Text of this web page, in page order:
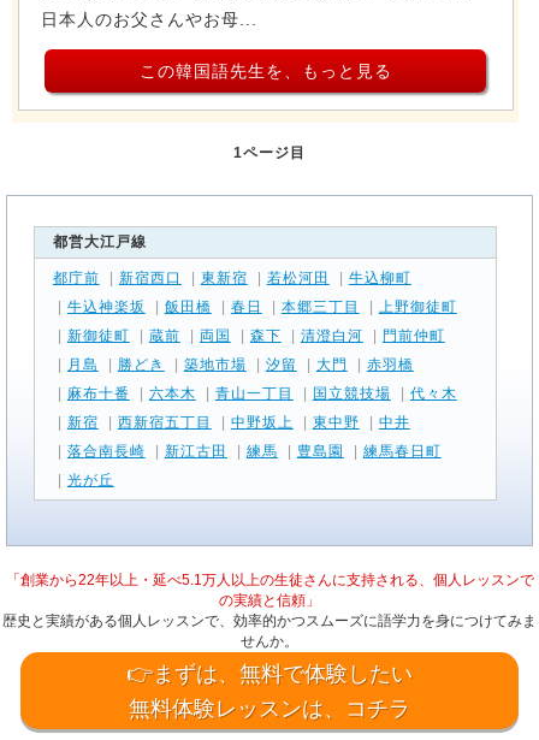
日本人のお父さんやお母...
この韓国語先生を、もっと見る
1ページ目
都営大江戸線
都庁前 | 新宿西口 | 東新宿 | 若松河田 | 牛込柳町
| 牛込神楽坂 | 飯田橋 | 春日 | 本郷三丁目 |
上野御徒町
| 新御徒町 | 蔵前 | 両国 | 森下 | 清澄白河 | 門前仲町
| 月島 | 勝どき | 築地市場 | 汐留 | 大門 | 赤羽橋
| 麻布十番 | 六本木 | 青山一丁目 | 国立競技場 | 代々木
| 新宿 | 西新宿五丁目 | 中野坂上 | 東中野 | 中井
| 落合南長崎 | 新江古田 | 練馬 | 豊島園 | 練馬春日町
| 光が丘
「創業から22年以上・延べ5.1万人以上の生徒さんに支持される、個人レッスンで
の実績と信頼」
歴史と実績がある個人レッスンで、効率的かつスムーズに語学力を身につけてみま
せんか。
👉まずは、無料で体験したい
無料体験レッスンは、コチラ